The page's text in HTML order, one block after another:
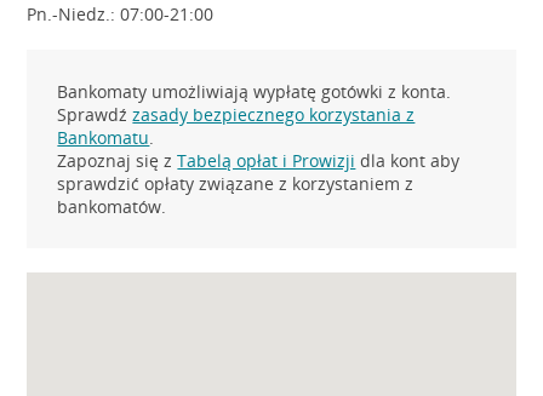
Pn.-Niedz.: 07:00-21:00
Bankomaty umożliwiają wypłatę gotówki z konta.
Sprawdźzasady bezpiecznego korzystania z
Bankomatu.
Zapoznaj się zTabelą opłat i Prowizji dla kont aby
sprawdzić opłaty związane z korzystaniem z
bankomatów.